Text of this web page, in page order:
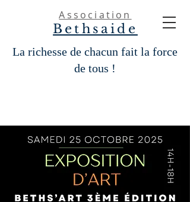
Bethsaide
Association
La richesse de chacun fait la force
de tous !